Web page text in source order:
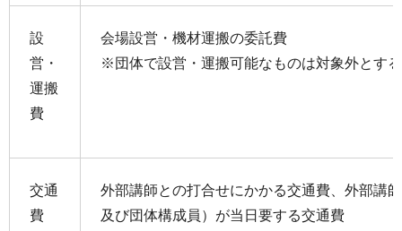
設
営・
運搬
費
会場設営・機材運搬の委託費
※団体で設営・運搬可能なものは対象外とす
交通
費
外部講師との打合せにかかる交通費、外部講
及び団体構成員）が当日要する交通費